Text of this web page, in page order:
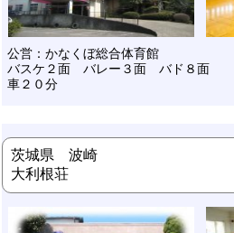
公営：かなくぼ総合体育館
バスケ２面 バレー３面 バド８面
車２０分
茨城県 波崎
大利根荘